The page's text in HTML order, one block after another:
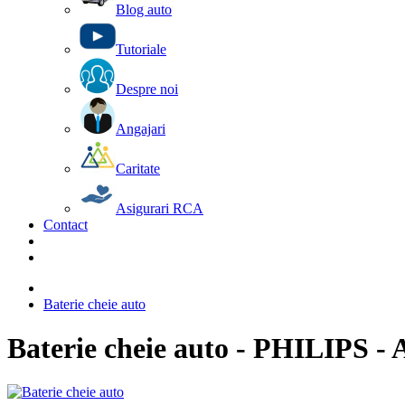
Blog auto
Tutoriale
Despre noi
Angajari
Caritate
Asigurari RCA
Contact
Baterie cheie auto
Baterie cheie auto - PHILIPS -